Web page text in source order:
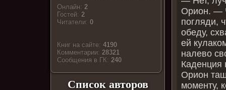
Онлайн:2
Гостей:2
Читатели:0
Книг на сайте:4190
Комментарии:28321
Cообщения в ГК:240
Список авторов
Орион. —
погляди,
обеду,
ей
налево
Каденция
Орион
моменту,